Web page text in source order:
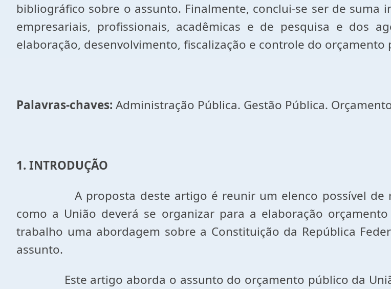
bibliográfico sobre o assunto. Finalmente, conclui-se ser de
empresariais, profissionais, acadêmicas e de pesquisa e dos
elaboração, desenvolvimento, fiscalização e controle do orçamento
Palavras-chaves: Administração Pública. Gestão Pública.
1. INTRODUÇÃO
A proposta deste artigo é reunir um elenco possível de
como a União deverá se organizar para a elaboração
trabalho uma abordagem sobre a Constituição da República
assunto.
Este artigo aborda o assunto do orçamento público da